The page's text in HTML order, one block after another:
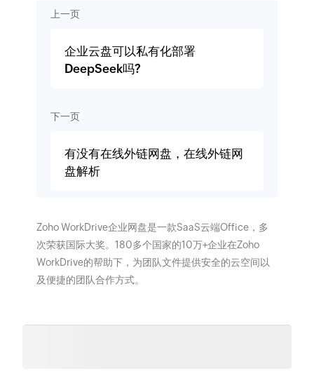
上一页
企业云盘可以私有化部署
DeepSeek吗?
下一页
有没有在线外链网盘，在线外链网
盘解析
Zoho WorkDrive企业网盘是一款SaaS云端Office，多
次荣获国际大奖。180多个国家的10万+企业在Zoho
WorkDrive的帮助下，为团队文件提供安全的云空间以
及便捷的团队合作方式。